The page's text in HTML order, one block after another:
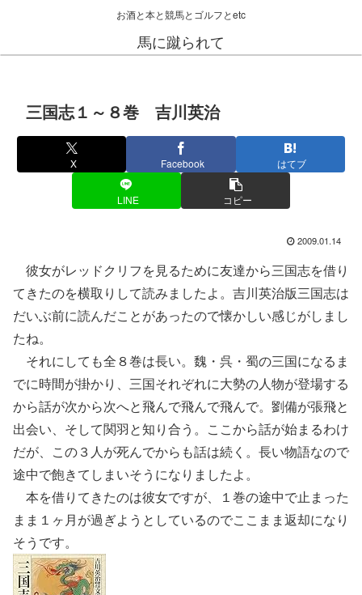
お酒と本と競馬とゴルフとetc
馬に蹴られて
三国志１～８巻 吉川英治
X Facebook はてブ
LINE コピー
2009.01.14
彼女がレッドクリフを見るために友達から三国志を借り
てきたのを横取りして読みましたよ。吉川英治版三国志は
だいぶ前に読んだことがあったので懐かしい感じがしまし
たね。
それにしても全８巻は長い。魏・呉・蜀の三国になるま
でに時間が掛かり、三国それぞれに大勢の人物が登場する
から話が次から次へと飛んで飛んで飛んで。劉備が張飛と
出会い、そして関羽と知り合う。ここから話が始まるわけ
だが、この３人が死んでからも話は続く。長い物語なので
途中で飽きてしまいそうになりましたよ。
本を借りてきたのは彼女ですが、１巻の途中で止まった
まま１ヶ月が過ぎようとしているのでここまま返却になり
そうです。